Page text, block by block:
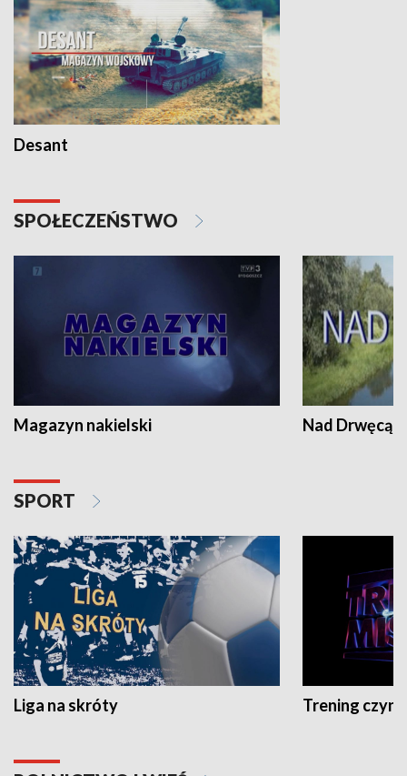
Desant
SPOŁECZEŃSTWO
Magazyn nakielski Nad Drwęcą
SPORT
Liga na skróty Trening czyni